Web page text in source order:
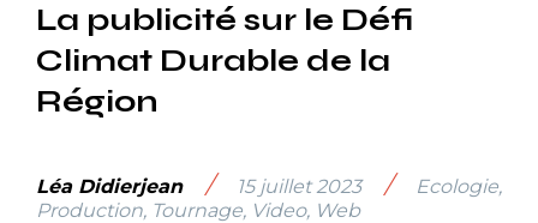
La publicité sur le Défi
Climat Durable de la
Région
Léa Didierjean / 15 juillet 2023 / Ecologie,
Production, Tournage, Video, Web